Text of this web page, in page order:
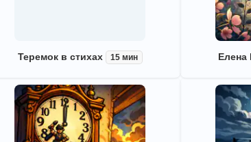
Теремок в стихах 15 мин Елена